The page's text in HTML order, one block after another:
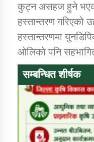
कुट्न असहज हुने
हस्तान्तरण गरिएको
हस्तान्तरणमा
ओलिको पनि
सम्बन्धित शीर्षक